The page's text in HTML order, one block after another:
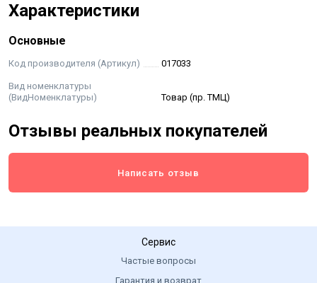
Характеристики
Основные
Код производителя (Артикул) 017033
Вид номенклатуры
(ВидНоменклатуры)
Товар (пр. ТМЦ)
Отзывы реальных покупателей
Написать отзыв
Сервис
Частые вопросы
Гарантия и возврат